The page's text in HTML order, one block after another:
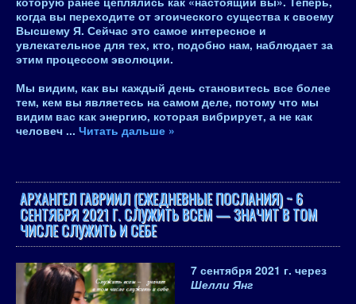
когда вы переходите от эгоического существа к своему
Высшему Я. Сейчас это самое интересное и
увлекательное для тех, кто, подобно нам, наблюдает за
этим процессом эволюции.
Мы видим, как вы каждый день становитесь все более
тем, кем вы являетесь на самом деле, потому что мы
видим вас как энергию, которая вибрирует, а не как
человеч ... Читать дальше »
АРХАНГЕЛ ГАВРИИЛ (ЕЖЕДНЕВНЫЕ ПОСЛАНИЯ) ~ 6
СЕНТЯБРЯ 2021 Г. СЛУЖИТЬ ВСЕМ — ЗНАЧИТ В ТОМ
ЧИСЛЕ СЛУЖИТЬ И СЕБЕ
7 сентября 2021 г. через
Шелли Янг